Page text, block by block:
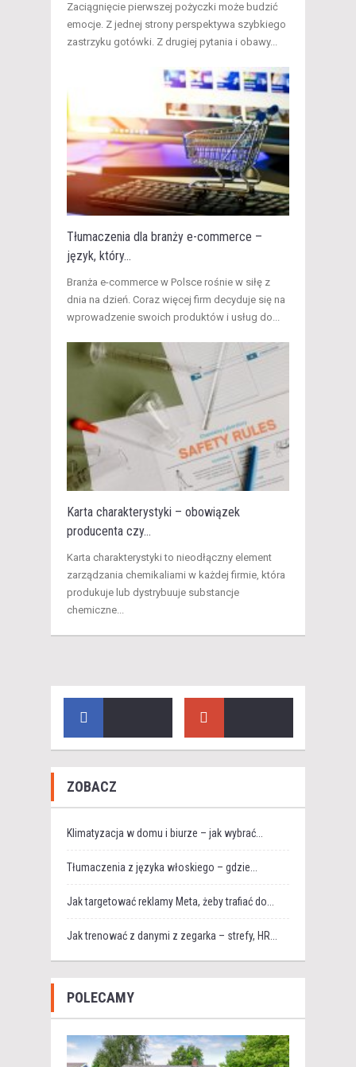
Zaciągnięcie pierwszej pożyczki może budzić
emocje. Z jednej strony perspektywa szybkiego
zastrzyku gotówki. Z drugiej pytania i obawy...
Tłumaczenia dla branży e-commerce –
język, który...
Branża e-commerce w Polsce rośnie w siłę z
dnia na dzień. Coraz więcej firm decyduje się na
wprowadzenie swoich produktów i usług do...
Karta charakterystyki – obowiązek
producenta czy...
Karta charakterystyki to nieodłączny element
zarządzania chemikaliami w każdej firmie, która
produkuje lub dystrybuuje substancje
chemiczne...
ZOBACZ
Klimatyzacja w domu i biurze – jak wybrać...
Tłumaczenia z języka włoskiego – gdzie...
Jak targetować reklamy Meta, żeby trafiać do...
Jak trenować z danymi z zegarka – strefy, HR...
POLECAMY